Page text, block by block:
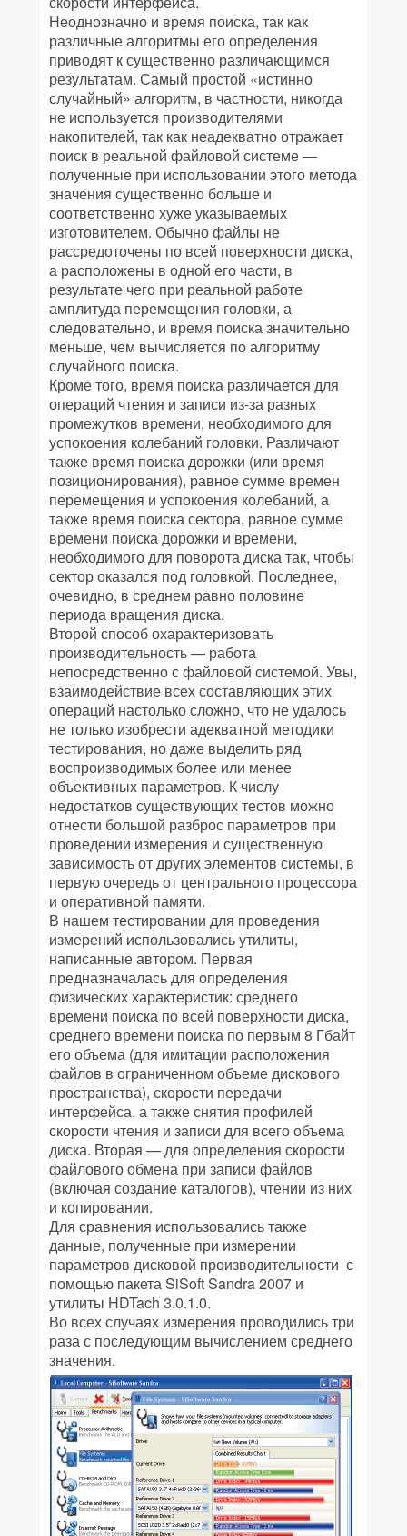
Неоднозначно и время поиска, так как
различные алгоритмы его определения
приводят к существенно различающимся
результатам. Самый простой «истинно
случайный» алгоритм, в частности, никогда
не используется производителями
накопителей, так как неадекватно отражает
поиск в реальной файловой системе —
полученные при использовании этого метода
значения существенно больше и
соответственно хуже указываемых
изготовителем. Обычно файлы не
рассредоточены по всей поверхности диска,
а расположены в одной его части, в
результате чего при реальной работе
амплитуда перемещения головки, а
следовательно, и время поиска значительно
меньше, чем вычисляется по алгоритму
случайного поиска.
Кроме того, время поиска различается для
операций чтения и записи из-за разных
промежутков времени, необходимого для
успокоения колебаний головки. Различают
также время поиска дорожки (или время
позиционирования), равное сумме времен
перемещения и успокоения колебаний, а
также время поиска сектора, равное сумме
времени поиска дорожки и времени,
необходимого для поворота диска так, чтобы
сектор оказался под головкой. Последнее,
очевидно, в среднем равно половине
периода вращения диска.
Второй способ охарактеризовать
производительность — работа
непосредственно с файловой системой. Увы,
взаимодействие всех составляющих этих
операций настолько сложно, что не удалось
не только изобрести адекватной методики
тестирования, но даже выделить ряд
воспроизводимых более или менее
объективных параметров. К числу
недостатков существующих тестов можно
отнести большой разброс параметров при
проведении измерения и существенную
зависимость от других элементов системы, в
первую очередь от центрального процессора
и оперативной памяти.
В нашем тестировании для проведения
измерений использовались утилиты,
написанные автором. Первая
предназначалась для определения
физических характеристик: среднего
времени поиска по всей поверхности диска,
среднего времени поиска по первым 8 Гбайт
его объема (для имитации расположения
файлов в ограниченном объеме дискового
пространства), скорости передачи
интерфейса, а также снятия профилей
скорости чтения и записи для всего объема
диска. Вторая — для определения скорости
файлового обмена при записи файлов
(включая создание каталогов), чтении из них
и копировании.
Для сравнения использовались также
данные, полученные при измерении
параметров дисковой производительности с
помощью пакета SiSoft Sandra 2007 и
утилиты HDTach 3.0.1.0.
Во всех случаях измерения проводились три
раза с последующим вычислением среднего
значения.